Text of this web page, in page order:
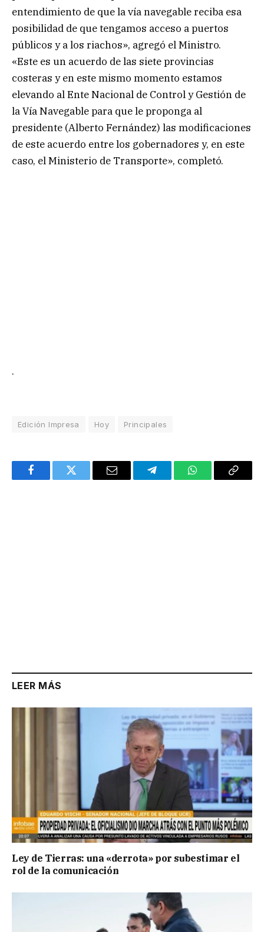
entendimiento de que la vía navegable reciba esa
posibilidad de que tengamos acceso a puertos
públicos y a los riachos», agregó el Ministro.
«Este es un acuerdo de las siete provincias
costeras y en este mismo momento estamos
elevando al Ente Nacional de Control y Gestión de
la Vía Navegable para que le proponga al
presidente (Alberto Fernández) las modificaciones
de este acuerdo entre los gobernadores y, en este
caso, el Ministerio de Transporte», completó.
.
Edición Impresa Hoy Principales
FacebookTwitter Email TelegramWhatsAppCopy
LEER MÁS
Ley de Tierras: una «derrota» por subestimar el
rol de la comunicación